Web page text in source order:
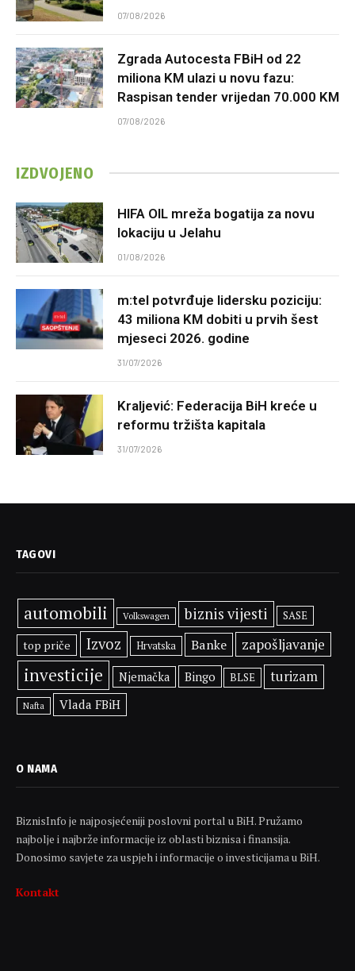
07/08/2026
Zgrada Autocesta FBiH od 22
miliona KM ulazi u novu fazu:
Raspisan tender vrijedan 70.000 KM
07/08/2026
IZDVOJENO
HIFA OIL mreža bogatija za novu
lokaciju u Jelahu
01/08/2026
m:tel potvrđuje lidersku poziciju:
43 miliona KM dobiti u prvih šest
mjeseci 2026. godine
31/07/2026
Kraljević: Federacija BiH kreće u
reformu tržišta kapitala
31/07/2026
TAGOVI
automobili Volkswagen biznis vijesti SASE
top priče Izvoz Hrvatska Banke zapošljavanje
investicije Njemačka Bingo BLSE turizam
Nafta Vlada FBiH
O NAMA
BiznisInfo je najposjećeniji poslovni portal u BiH. Pružamo
najbolje i najbrže informacije iz oblasti biznisa i finansija.
Donosimo savjete za uspjeh i informacije o investicijama u BiH.
Kontakt